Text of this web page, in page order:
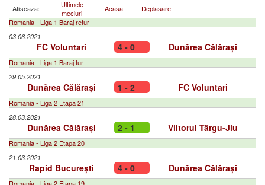
Afiseaza:
Ultimele
meciuri
Acasa
Deplasare
Romania - Liga 1 Baraj retur
03.06.2021
FC Voluntari 4 - 0 Dunărea Călărași
Romania - Liga 1 Baraj tur
29.05.2021
Dunărea Călărași 1 - 2 FC Voluntari
Romania - Liga 2 Etapa 21
28.03.2021
Dunărea Călărași 2 - 1 Viitorul Târgu-Jiu
Romania - Liga 2 Etapa 20
21.03.2021
Rapid București 4 - 0 Dunărea Călărași